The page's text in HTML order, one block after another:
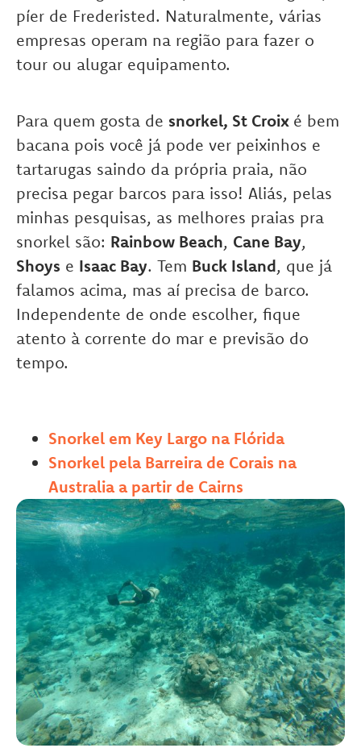
píer de Frederisted. Naturalmente, várias
empresas operam na região para fazer o
tour ou alugar equipamento.
Para quem gosta de snorkel, St Croix é bem
bacana pois você já pode ver peixinhos e
tartarugas saindo da própria praia, não
precisa pegar barcos para isso! Aliás, pelas
minhas pesquisas, as melhores praias pra
snorkel são: Rainbow Beach, Cane Bay,
Shoys e Isaac Bay. Tem Buck Island, que já
falamos acima, mas aí precisa de barco.
Independente de onde escolher, fique
atento à corrente do mar e previsão do
tempo.
Snorkel em Key Largo na Flórida
Snorkel pela Barreira de Corais na
Australia a partir de Cairns